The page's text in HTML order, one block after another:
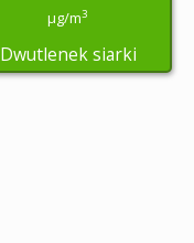
µg/m3
Dwutlenek siarki